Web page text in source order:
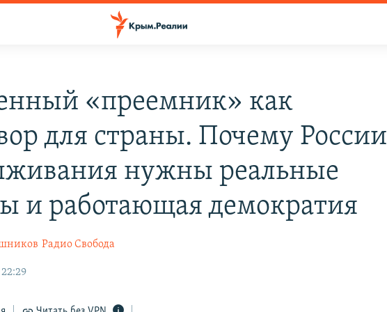
«преемник» как
для страны. Почему России
нужны реальные
и работающая демократия
Радио Свобода
22:29